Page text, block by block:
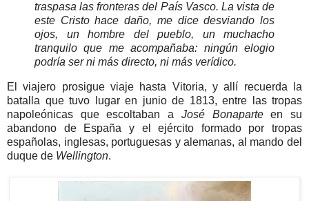
traspasa las fronteras del País Vasco. La vista de
este Cristo hace daño, me dice desviando los
ojos, un hombre del pueblo, un muchacho
tranquilo que me acompañaba: ningún elogio
podría ser ni más directo, ni más verídico.
El viajero prosigue viaje hasta Vitoria, y allí recuerda la
batalla que tuvo lugar en junio de 1813, entre las tropas
napoleónicas que escoltaban a José Bonaparteen su
abandono de España y el ejército formado por tropas
españolas, inglesas, portuguesas y alemanas, al mando del
duque de Wellington.